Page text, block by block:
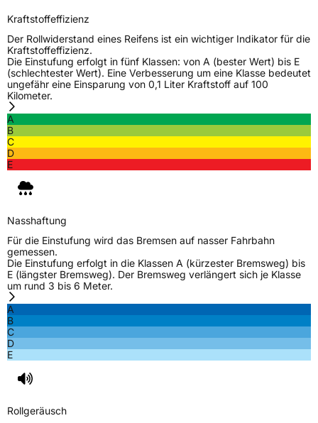
EU Label
EffizienzD
Nasshaftung
Fahrzeugklasse
3PMSF / Schneeflockensymbol / Alpine-Symbol
EPREL ID
Allgemeine Produktsicherheit (GPSR)
HerstellerkontaktSailun Europe GmbH, Grosser Hasenpfad 30
60598 Frankfurt Deutschland, www.sailun-
tyres.eu
Kraftstoffeffizienz
Der Rollwiderstand eines Reifens ist ein wichtiger Indikator für die
Kraftstoffeffizienz.
Die Einstufung erfolgt in fünf Klassen: von A (bester Wert) bis E
(schlechtester Wert). Eine Verbesserung um eine Klasse bedeutet
ungefähr eine Einsparung von 0,1 Liter Kraftstoff auf 100
Kilometer.
A
B
C
D
E
Nasshaftung
Für die Einstufung wird das Bremsen auf nasser Fahrbahn
gemessen.
Die Einstufung erfolgt in die Klassen A (kürzester Bremsweg) bis
E (längster Bremsweg). Der Bremsweg verlängert sich je Klasse
um rund 3 bis 6 Meter.
A
B
C
D
E
Rollgeräusch